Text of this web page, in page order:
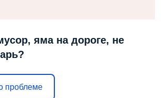
яма на дороге, не
проблеме